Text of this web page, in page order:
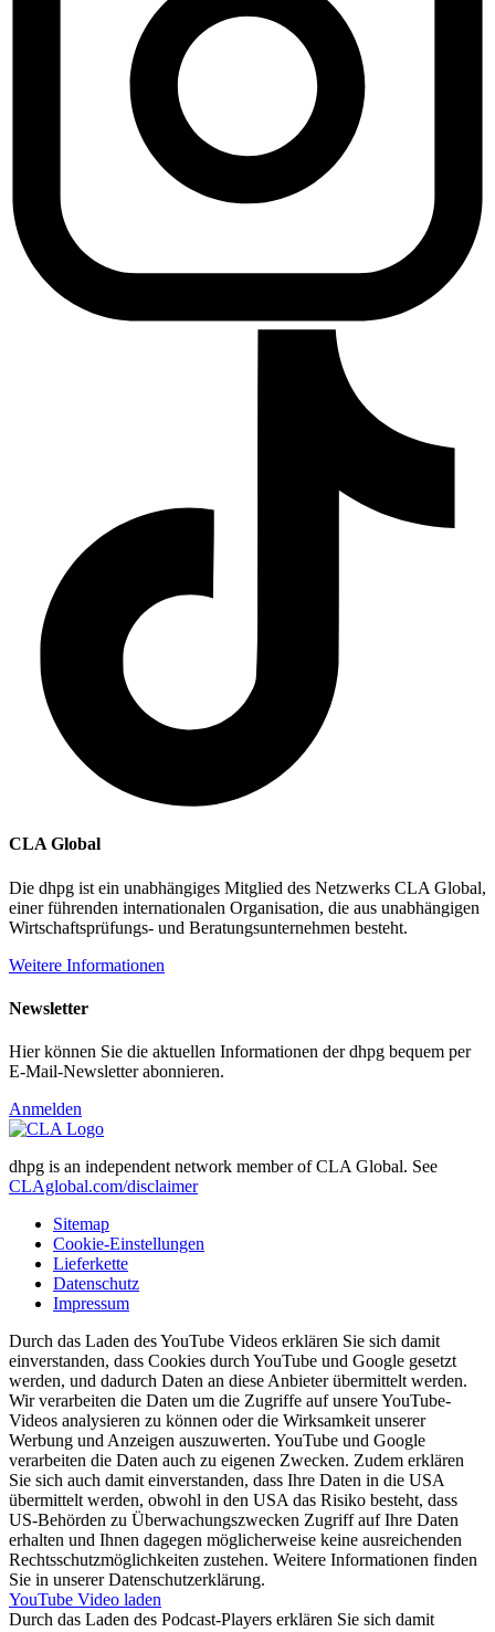
CLA Global
Die dhpg ist ein unabhängiges Mitglied des Netzwerks CLA Global,
einer führenden internationalen Organisation, die aus unabhängigen
Wirtschaftsprüfungs- und Beratungsunternehmen besteht.
Weitere Informationen
Newsletter
Hier können Sie die aktuellen Informationen der dhpg bequem per
E-Mail-Newsletter abonnieren.
Anmelden
dhpg is an independent network member of CLA Global. See
CLAglobal.com/disclaimer
Sitemap
Cookie-Einstellungen
Lieferkette
Datenschutz
Impressum
Durch das Laden des YouTube Videos erklären Sie sich damit
einverstanden, dass Cookies durch YouTube und Google gesetzt
werden, und dadurch Daten an diese Anbieter übermittelt werden.
Wir verarbeiten die Daten um die Zugriffe auf unsere YouTube-
Videos analysieren zu können oder die Wirksamkeit unserer
Werbung und Anzeigen auszuwerten. YouTube und Google
verarbeiten die Daten auch zu eigenen Zwecken. Zudem erklären
Sie sich auch damit einverstanden, dass Ihre Daten in die USA
übermittelt werden, obwohl in den USA das Risiko besteht, dass
US-Behörden zu Überwachungszwecken Zugriff auf Ihre Daten
erhalten und Ihnen dagegen möglicherweise keine ausreichenden
Rechtsschutzmöglichkeiten zustehen. Weitere Informationen finden
Sie in unserer Datenschutzerklärung.
YouTube Video laden
Durch das Laden des Podcast-Players erklären Sie sich damit